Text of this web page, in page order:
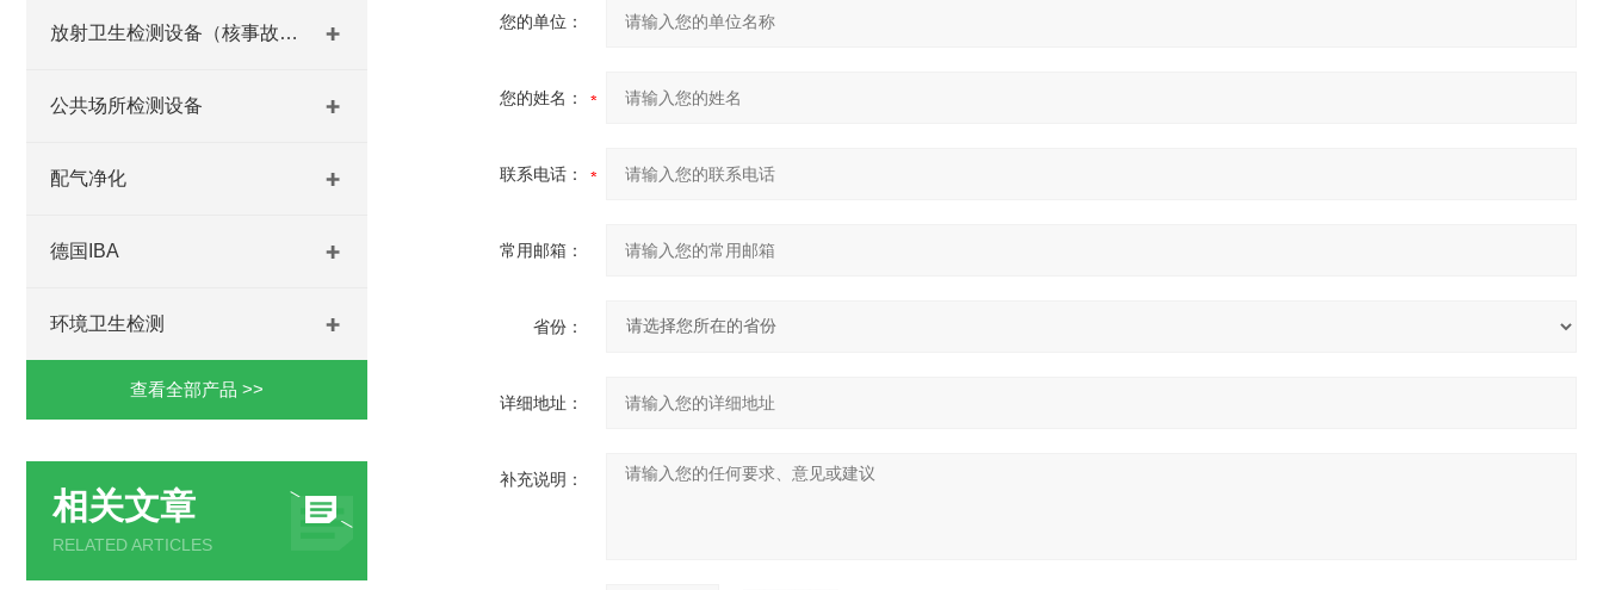
放射卫生检测设备（核事故与放射医学）
公共场所检测设备
配气净化
德国IBA
环境卫生检测
查看全部产品 >>
相关文章
RELATED ARTICLES
您的单位：
您的姓名：
联系电话：
常用邮箱：
省份：
详细地址：
补充说明：